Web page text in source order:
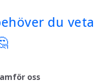
du
oss